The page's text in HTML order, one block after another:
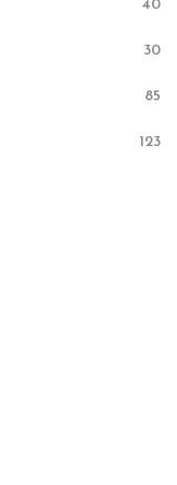
40
30
85
123